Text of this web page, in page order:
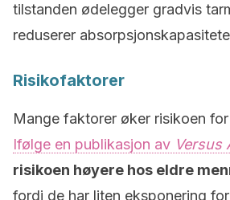
tilstanden ødelegger gradvis
reduserer
Risikofaktorer
Mange faktorer øker risikoen
Ifølge en publikasjon av Versus
risikoen høyere hos eldre
fordi de har liten eksponering